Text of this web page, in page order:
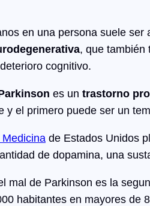
en una persona suele ser
, que también
cognitivo.
es un trastorno
y el primero puede ser un
de Estados Unidos
de dopamina, una
mal de Parkinson es la
habitantes en mayores